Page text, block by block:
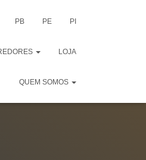
PB PE PI
LOJA
QUEM SOMOS